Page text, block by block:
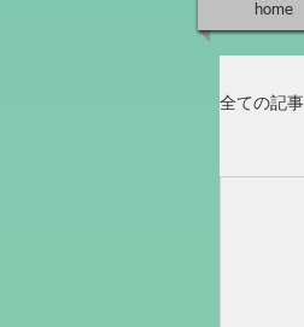
home
全ての記事